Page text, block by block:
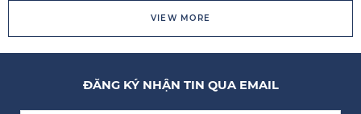
VIEW MORE
ĐĂNG KÝ NHẬN TIN QUA EMAIL